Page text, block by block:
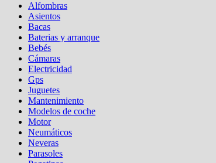
Alfombras
Asientos
Bacas
Baterias y arranque
Bebés
Cámaras
Electricidad
Gps
Juguetes
Mantenimiento
Modelos de coche
Motor
Neumáticos
Neveras
Parasoles